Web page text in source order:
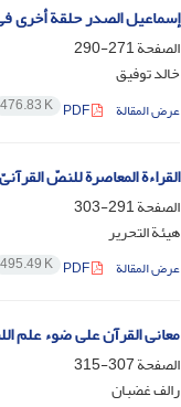
إسماعیل الصدر حلقة أخرى
الصفحة271-290
خالد توفیق
عرض المقالة PDF
476.83 K
القراءة المعاصرة للنصّ
الصفحة291-303
هیئة التحریر
عرض المقالة PDF
495.49 K
معانی القرآن على ضوء علم
الصفحة307-315
رالف غضبان